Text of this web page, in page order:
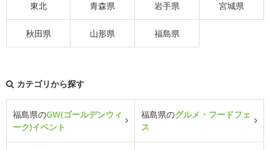
東北 青森県 岩手県 宮城県
秋田県 山形県 福島県
カテゴリから探す
福島県のGW(ゴールデンウィ
ーク)イベント
福島県のグルメ・フードフェ
ス